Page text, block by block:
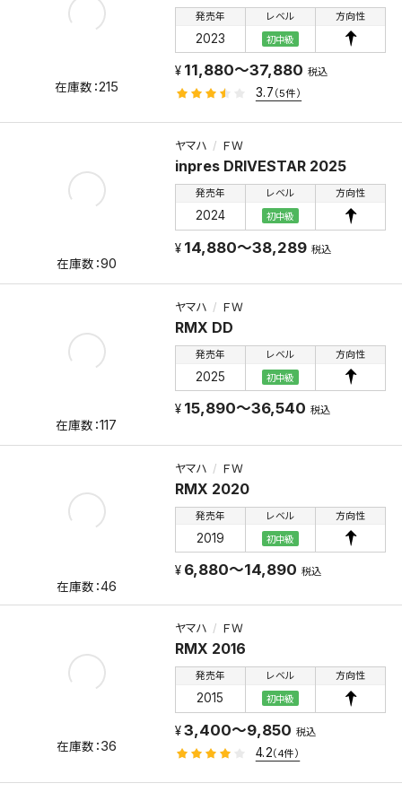
発売年
2023
レベル
初中級
方向性
215
11,880～37,880 税込
3.7 （5件）
ヤマハ ＦＷ
inpres DRIVESTAR 2025
発売年
2024
レベル
初中級
方向性
90
14,880～38,289 税込
ヤマハ ＦＷ
RMX DD
発売年
2025
レベル
初中級
方向性
117
15,890～36,540 税込
ヤマハ ＦＷ
RMX 2020
発売年
2019
レベル
初中級
方向性
46
6,880～14,890 税込
ヤマハ ＦＷ
RMX 2016
発売年
2015
レベル
初中級
方向性
36
3,400～9,850 税込
4.2（4件）